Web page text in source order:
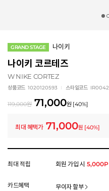
GRAND STAGE 나이키
나이키 코르테즈
W NIKE CORTEZ
상품코드 1020120593 스타일코드 IR0042
119,000원 71,000원 [40%]
최대 혜택가 71,000원 [40%]
멤버십 상시 할인
모든 혜택이 적용된 금액으로, 실제 결제
최대 적립 회원 가입 시 5,000P
카드혜택 무이자 할부